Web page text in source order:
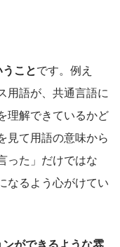
ことです。例え
用語が、共通言語に
理解できているかど
見て用語の意味から
った」だけではな
なるよう心がけてい
ができるような雰